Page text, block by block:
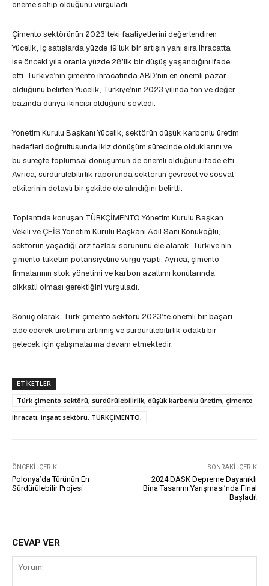
öneme sahip olduğunu vurguladı.
Çimento sektörünün 2023’teki faaliyetlerini değerlendiren
Yücelik, iç satışlarda yüzde 19’luk bir artışın yanı sıra ihracatta
ise önceki yıla oranla yüzde 28’lik bir düşüş yaşandığını ifade
etti. Türkiye’nin çimento ihracatında ABD’nin en önemli pazar
olduğunu belirten Yücelik, Türkiye’nin 2023 yılında ton ve değer
bazında dünya ikincisi olduğunu söyledi.
Yönetim Kurulu Başkanı Yücelik, sektörün düşük karbonlu üretim
hedefleri doğrultusunda ikiz dönüşüm sürecinde olduklarını ve
bu süreçte toplumsal dönüşümün de önemli olduğunu ifade etti.
Ayrıca, sürdürülebilirlik raporunda sektörün çevresel ve sosyal
etkilerinin detaylı bir şekilde ele alındığını belirtti.
Toplantıda konuşan TÜRKÇİMENTO Yönetim Kurulu Başkan
Vekili ve ÇEİS Yönetim Kurulu Başkanı Adil Sani Konukoğlu,
sektörün yaşadığı arz fazlası sorununu ele alarak, Türkiye’nin
çimento tüketim potansiyeline vurgu yaptı. Ayrıca, çimento
firmalarının stok yönetimi ve karbon azaltımı konularında
dikkatli olması gerektiğini vurguladı.
Sonuç olarak, Türk çimento sektörü 2023’te önemli bir başarı
elde ederek üretimini artırmış ve sürdürülebilirlik odaklı bir
gelecek için çalışmalarına devam etmektedir.
ETIKETLER
Türk çimento sektörü, sürdürülebilirlik, düşük karbonlu üretim, çimento
ihracatı, inşaat sektörü, TÜRKÇİMENTO,
ÖNCEKI İÇERIK
Polonya’da Türünün En
Sürdürülebilir Projesi
SONRAKI İÇERIK
2024 DASK Depreme Dayanıklı
Bina Tasarımı Yarışması’nda Final
Başladı!
CEVAP VER